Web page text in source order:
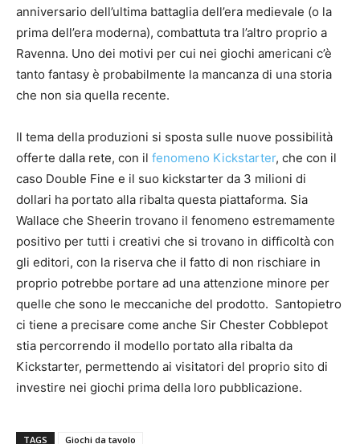
anniversario dell’ultima battaglia dell’era medievale (o la
prima dell’era moderna), combattuta tra l’altro proprio a
Ravenna. Uno dei motivi per cui nei giochi americani c’è
tanto fantasy è probabilmente la mancanza di una storia
che non sia quella recente.
Il tema della produzioni si sposta sulle nuove possibilità
offerte dalla rete, con il fenomeno Kickstarter, che con il
caso Double Fine e il suo kickstarter da 3 milioni di
dollari ha portato alla ribalta questa piattaforma. Sia
Wallace che Sheerin trovano il fenomeno estremamente
positivo per tutti i creativi che si trovano in difficoltà con
gli editori, con la riserva che il fatto di non rischiare in
proprio potrebbe portare ad una attenzione minore per
quelle che sono le meccaniche del prodotto. Santopietro
ci tiene a precisare come anche Sir Chester Cobblepot
stia percorrendo il modello portato alla ribalta da
Kickstarter, permettendo ai visitatori del proprio sito di
investire nei giochi prima della loro pubblicazione.
TAGS Giochi da tavolo